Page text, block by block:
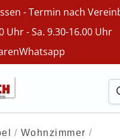
- Termin nach
Uhr - Sa. 9.30-16.00 Uhr
Whatsapp
Wohnzimmer